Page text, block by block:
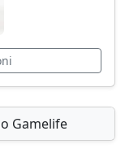
Gamelife